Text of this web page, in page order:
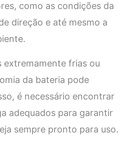
como as condições da
direção e até mesmo a
extremamente frias ou
da bateria pode
é necessário encontrar
adequados para garantir
sempre pronto para uso.